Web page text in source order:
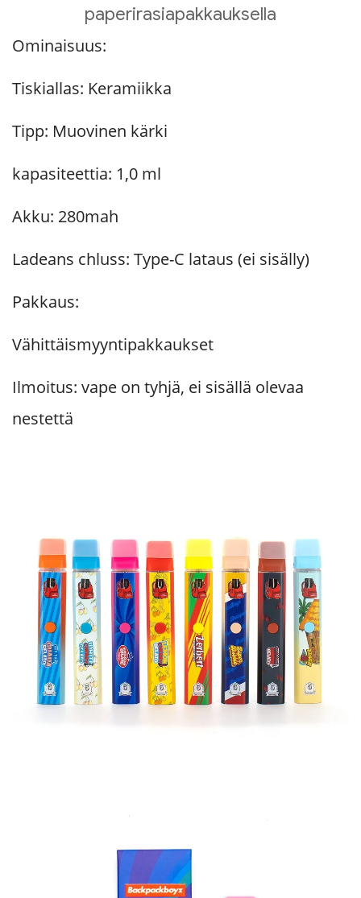
paperirasiapakkauksella
Ominaisuus:
Tiskiallas: Keramiikka
Tipp: Muovinen kärki
kapasiteettia: 1,0 ml
Akku: 280mah
Ladeans chluss: Type-C lataus (ei sisälly)
Pakkaus:
Vähittäismyyntipakkaukset
Ilmoitus: vape on tyhjä, ei sisällä olevaa
nestettä